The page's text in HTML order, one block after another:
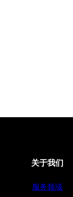
关于我们
服务领域